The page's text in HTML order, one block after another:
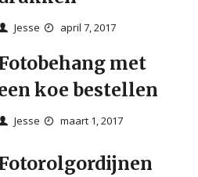
Jesse april 7, 2017
met
koe bestellen
Jesse maart 1, 2017